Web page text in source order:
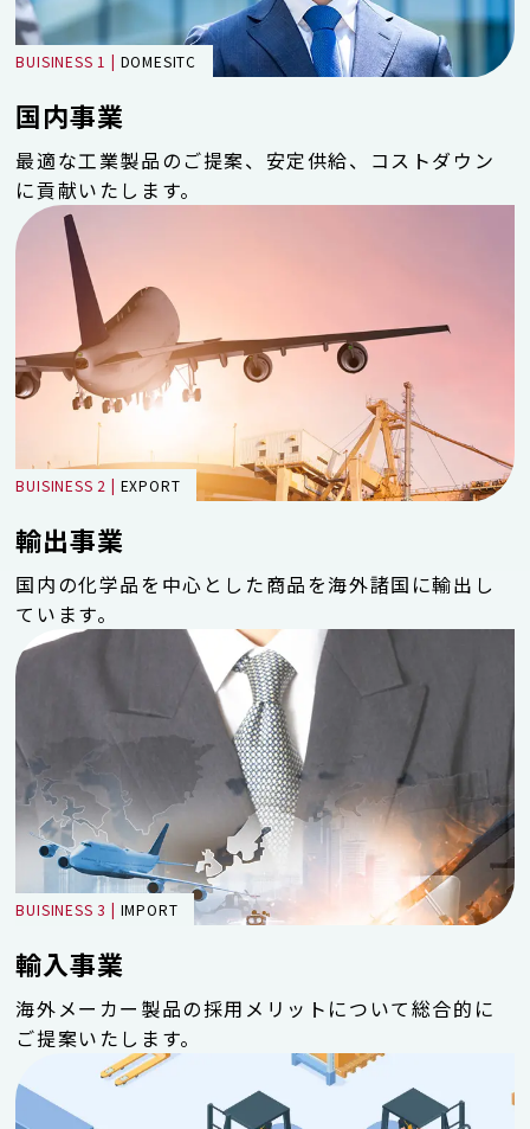
BUISINESS 1 | DOMESITC
国内事業
最適な工業製品のご提案、安定供給、コストダウン
に貢献いたします。
BUISINESS 2 | EXPORT
輸出事業
国内の化学品を中心とした商品を海外諸国に輸出し
ています。
BUISINESS 3 | IMPORT
輸入事業
海外メーカー製品の採用メリットについて総合的に
ご提案いたします。